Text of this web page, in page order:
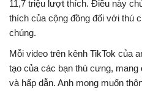
11,7 triệu lượt thích. Điều này
thích của cộng đồng đối với thú
chúng.
Mỗi video trên kênh TikTok của
tạo của các bạn thú cưng, mang
và hấp dẫn. Anh mong muốn